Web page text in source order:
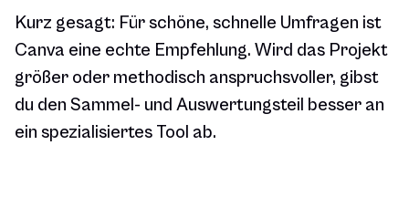
Kurz gesagt: Für schöne, schnelle Umfragen ist
Canva eine echte Empfehlung. Wird das Projekt
größer oder methodisch anspruchsvoller, gibst
du den Sammel- und Auswertungsteil besser an
ein spezialisiertes Tool ab.